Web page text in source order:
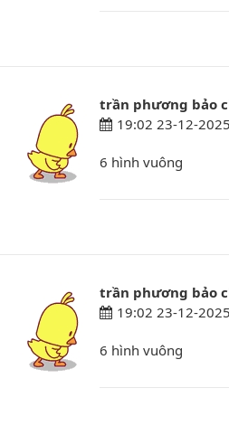
trần phương bảo
19:02 23-12-2025
6 hình vuông
trần phương bảo
19:02 23-12-2025
6 hình vuông